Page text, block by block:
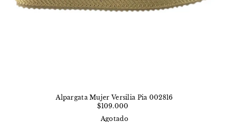
Alpargata Mujer Versilia Pia 002816
$109.000
Agotado